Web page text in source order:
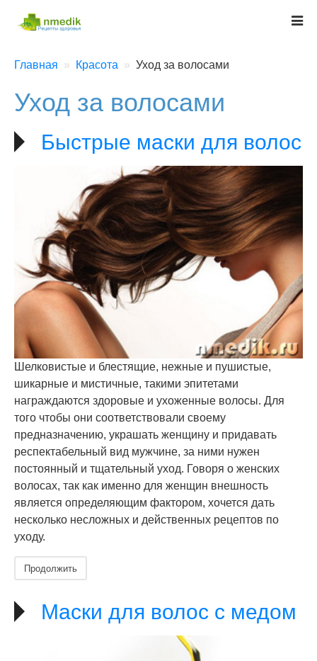
Главная Красота Уход за волосами
Уход за волосами
Быстрые маски для волос
Шелковистые и блестящие, нежные и пушистые,
шикарные и мистичные, такими эпитетами
награждаются здоровые и ухоженные волосы. Для
того чтобы они соответствовали своему
предназначению, украшать женщину и придавать
респектабельный вид мужчине, за ними нужен
постоянный и тщательный уход. Говоря о женских
волосах, так как именно для женщин внешность
является определяющим фактором, хочется дать
несколько несложных и действенных рецептов по
уходу.
Продолжить
Маски для волос с медом